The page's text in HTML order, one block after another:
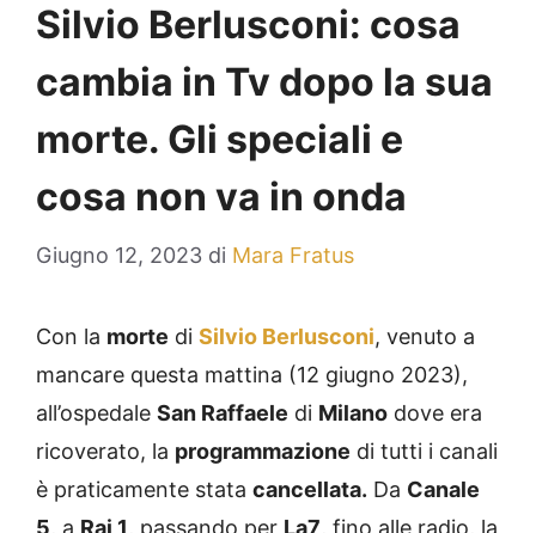
Silvio Berlusconi: cosa
cambia in Tv dopo la sua
morte. Gli speciali e
cosa non va in onda
Giugno 12, 2023 di Mara Fratus
Con la morte di Silvio Berlusconi, venuto a
mancare questa mattina (12 giugno 2023),
all’ospedale San Raffaele di Milano dove era
ricoverato, la programmazione di tutti i canali
è praticamente stata cancellata. Da Canale